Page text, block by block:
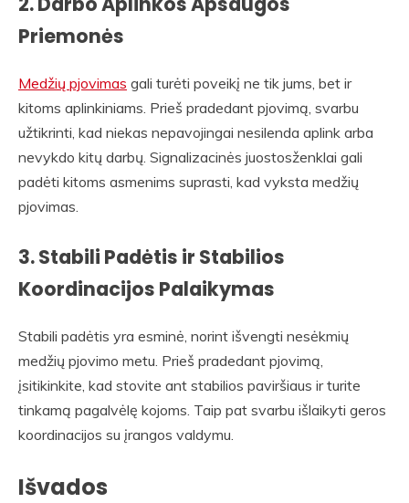
Priemonės
Medžių pjovimas gali turėti poveikį ne tik jums, bet ir
kitoms aplinkiniams. Prieš pradedant pjovimą, svarbu
užtikrinti, kad niekas nepavojingai nesilenda aplink arba
nevykdo kitų darbų. Signalizacinės juostosženklai gali
padėti kitoms asmenims suprasti, kad vyksta medžių
pjovimas.
3.Stabili Padėtis ir Stabilios
Koordinacijos Palaikymas
Stabili padėtis yra esminė, norint išvengti nesėkmių
medžių pjovimo metu. Prieš pradedant pjovimą,
įsitikinkite, kad stovite ant stabilios paviršiaus ir turite
tinkamą pagalvėlę kojoms. Taip pat svarbu išlaikyti geros
koordinacijos su įrangos valdymu.
Išvados